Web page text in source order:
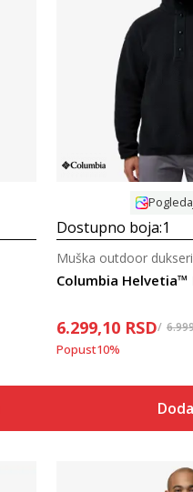
Dostupno boja:1
Muška outdoor
6.299,10 RSD
Popust10%